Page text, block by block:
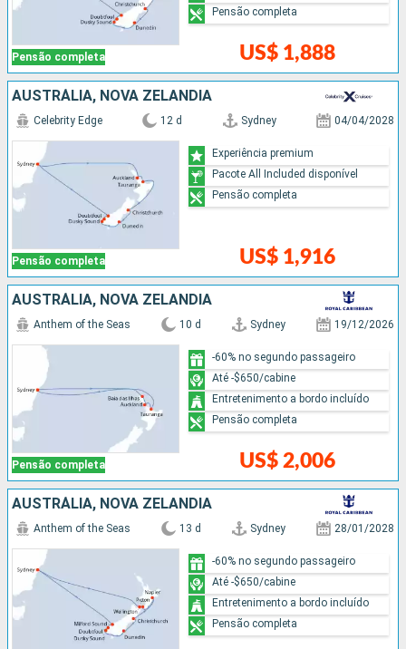
Pensão completa US$ 1,888
Pensão completa
AUSTRÁLIA, NOVA ZELÂNDIA
Pensão completa
Celebrity Edge 12 d Sydney 04/04/2028
US$ 1,916
Experiência premium
Pacote All Included disponível
Pensão completa
AUSTRÁLIA, NOVA ZELÂNDIA
Pensão completa
Anthem of the Seas 10 d Sydney 19/12/2026
US$ 2,006
-60% no segundo passageiro
Até -$650/cabine
Entretenimento a bordo incluído
Pensão completa
AUSTRÁLIA, NOVA ZELÂNDIA
Anthem of the Seas 13 d Sydney 28/01/2028
-60% no segundo passageiro
Até -$650/cabine
Entretenimento a bordo incluído
Pensão completa